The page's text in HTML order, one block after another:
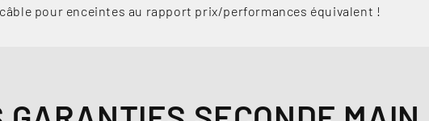
pour enceintes au rapport prix/performances équivalent !